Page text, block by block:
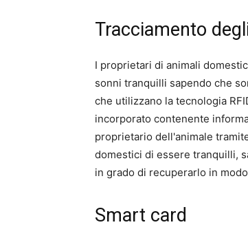
Tracciamento
I proprietari di animali
sonni tranquilli sapendo che
che utilizzano la tecnologia
incorporato contenente
proprietario dell'animale
domestici di essere tranquilli,
in grado di recuperarlo in
Smart card